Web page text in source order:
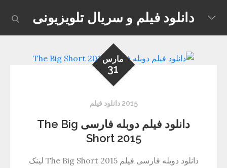
content
دانلود فیلم و سریال تلویزیونی
مارس
31
2015 دانلود فیلم
دانلود فیلم دوبله فارسی The Big
Short 2015
دانلود دوبله فارسی فیلم The Big Short 2015 لینک